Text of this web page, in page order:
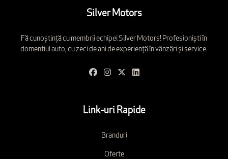
Silver Motors
Fă cunoștință cu membrii echipei Silver Motors! Profesioniști în
domentiul auto, cu zeci de ani de experiență în vânzări și service.
Link-uri Rapide
Branduri
Oferte